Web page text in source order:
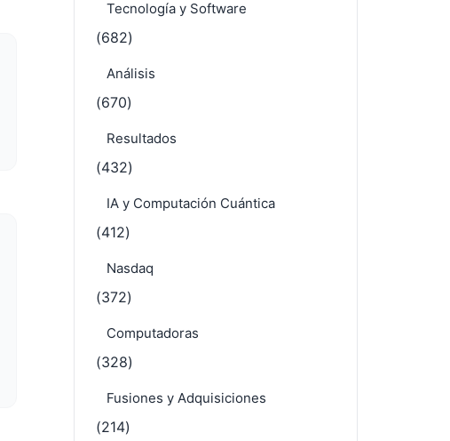
Tecnología y Software
(682)
Análisis
(670)
Resultados
(432)
IA y Computación Cuántica
(412)
Nasdaq
(372)
Computadoras
(328)
Fusiones y Adquisiciones
(214)